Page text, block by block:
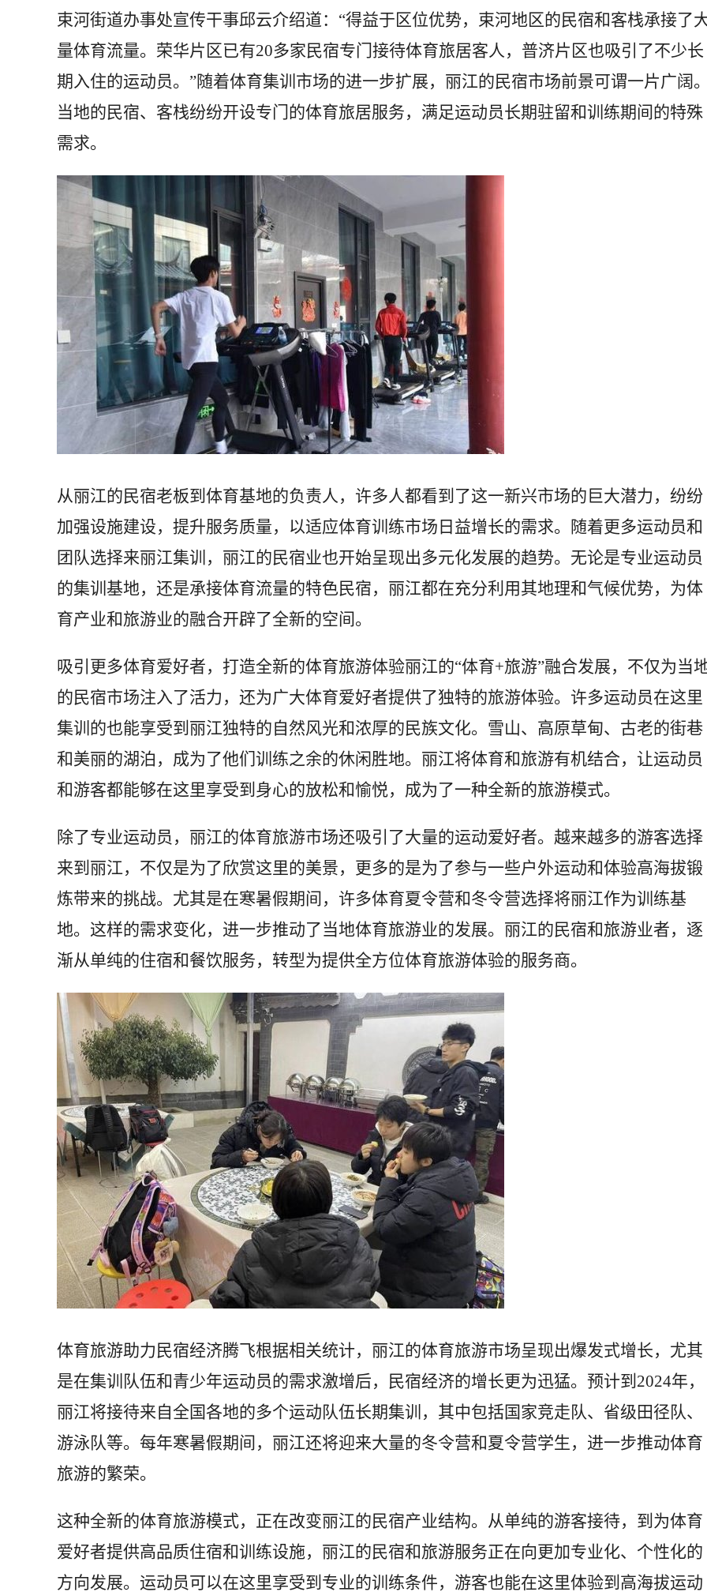
束河街道办事处宣传干事邱云介绍道：“得益于区位优势，束河地区的民宿和客栈承接了
量体育流量。荣华片区已有20多家民宿专门接待体育旅居客人，普济片区也吸引了不少长
期入住的运动员。”随着体育集训市场的进一步扩展，丽江的民宿市场前景可谓一片广阔
当地的民宿、客栈纷纷开设专门的体育旅居服务，满足运动员长期驻留和训练期间的特殊
需求。
从丽江的民宿老板到体育基地的负责人，许多人都看到了这一新兴市场的巨大潜力，纷纷
加强设施建设，提升服务质量，以适应体育训练市场日益增长的需求。随着更多运动员和
团队选择来丽江集训，丽江的民宿业也开始呈现出多元化发展的趋势。无论是专业运动员
的集训基地，还是承接体育流量的特色民宿，丽江都在充分利用其地理和气候优势，为体
育产业和旅游业的融合开辟了全新的空间。
吸引更多体育爱好者，打造全新的体育旅游体验丽江的“体育+旅游”融合发展，不仅为当
的民宿市场注入了活力，还为广大体育爱好者提供了独特的旅游体验。许多运动员在这里
集训的也能享受到丽江独特的自然风光和浓厚的民族文化。雪山、高原草甸、古老的街巷
和美丽的湖泊，成为了他们训练之余的休闲胜地。丽江将体育和旅游有机结合，让运动员
和游客都能够在这里享受到身心的放松和愉悦，成为了一种全新的旅游模式。
除了专业运动员，丽江的体育旅游市场还吸引了大量的运动爱好者。越来越多的游客选择
来到丽江，不仅是为了欣赏这里的美景，更多的是为了参与一些户外运动和体验高海拔锻
炼带来的挑战。尤其是在寒暑假期间，许多体育夏令营和冬令营选择将丽江作为训练基
地。这样的需求变化，进一步推动了当地体育旅游业的发展。丽江的民宿和旅游业者，逐
渐从单纯的住宿和餐饮服务，转型为提供全方位体育旅游体验的服务商。
体育旅游助力民宿经济腾飞根据相关统计，丽江的体育旅游市场呈现出爆发式增长，尤其
是在集训队伍和青少年运动员的需求激增后，民宿经济的增长更为迅猛。预计到2024年，
丽江将接待来自全国各地的多个运动队伍长期集训，其中包括国家竞走队、省级田径队、
游泳队等。每年寒暑假期间，丽江还将迎来大量的冬令营和夏令营学生，进一步推动体育
旅游的繁荣。
这种全新的体育旅游模式，正在改变丽江的民宿产业结构。从单纯的游客接待，到为体育
爱好者提供高品质住宿和训练设施，丽江的民宿和旅游服务正在向更加专业化、个性化的
方向发展。运动员可以在这里享受到专业的训练条件，游客也能在这里体验到高海拔运动